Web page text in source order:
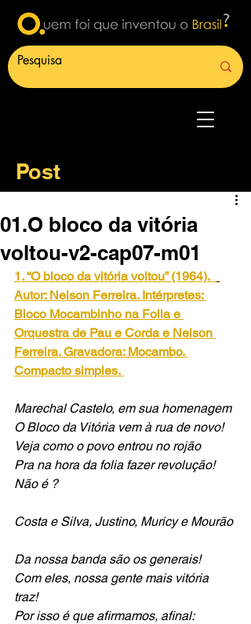
Post
01.O bloco da vitória
voltou-v2-cap07-m01
1. “O bloco da vitória voltou” (1964).
Autor: Nelson Ferreira. Intérpretes:
Bloco Mocambinho na Folia e
Orquestra de Pau e Corda e Nelson
Ferreira. Gravadora: Mocambo.
Compacto simples.
Marechal Castelo, em sua homenagem
O Bloco da Vitória vem à rua de novo!
Veja como o povo entrou no rojão
Pra na hora da folia fazer revolução!
Não é ?
Costa e Silva, Justino, Muricy e Mourão
Da nossa banda são os generais!
Com eles, nossa gente mais vitória
traz!
Por isso é que afirmamos, afinal: